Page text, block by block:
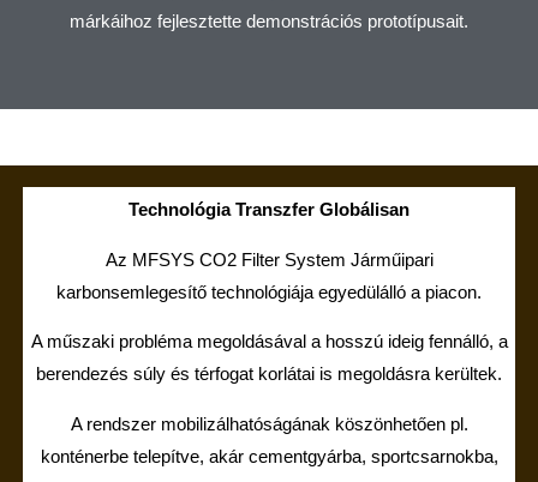
márkáihoz fejlesztette demonstrációs prototípusait.
Technológia Transzfer Globálisan
Az MFSYS CO2 Filter System Járműipari
karbonsemlegesítő technológiája egyedülálló a piacon.
A műszaki probléma megoldásával a hosszú ideig fennálló, a
berendezés súly és térfogat korlátai is megoldásra kerültek.
A rendszer mobilizálhatóságának köszönhetően pl.
konténerbe telepítve, akár cementgyárba, sportcsarnokba,